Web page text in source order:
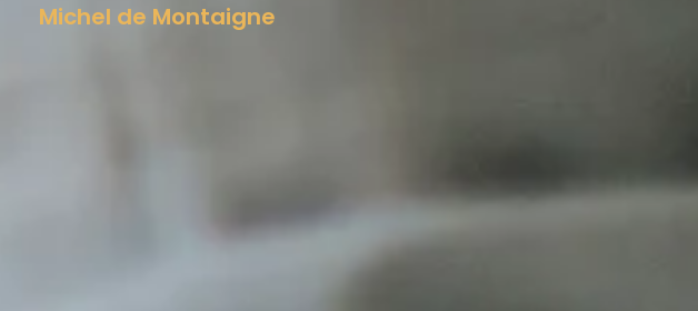
Michel de Montaigne